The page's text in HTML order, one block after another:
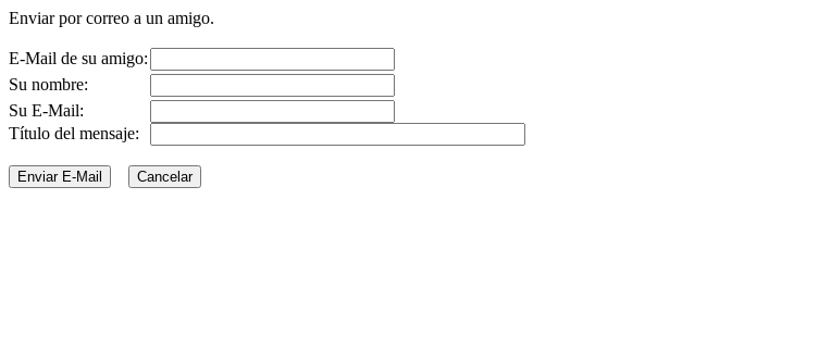
Enviar por correo a un amigo.
E-Mail de su amigo:
Su nombre:
Su E-Mail:
Título del mensaje: